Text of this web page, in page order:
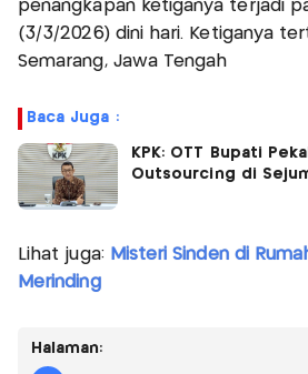
penangkapan ketiganya terjadi
(3/3/2026) dini hari. Ketiganya
Semarang, Jawa Tengah
Baca Juga :
KPK: OTT Bupati
Outsourcing di
Lihat juga: Misteri Sinden di
Merinding
Halaman: